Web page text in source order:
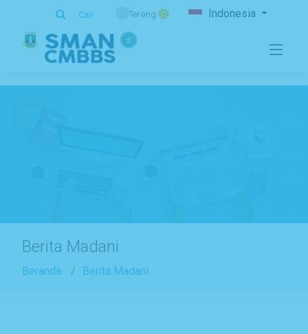
Cari Terang Indonesia
Berita Madani
Beranda Berita Madani